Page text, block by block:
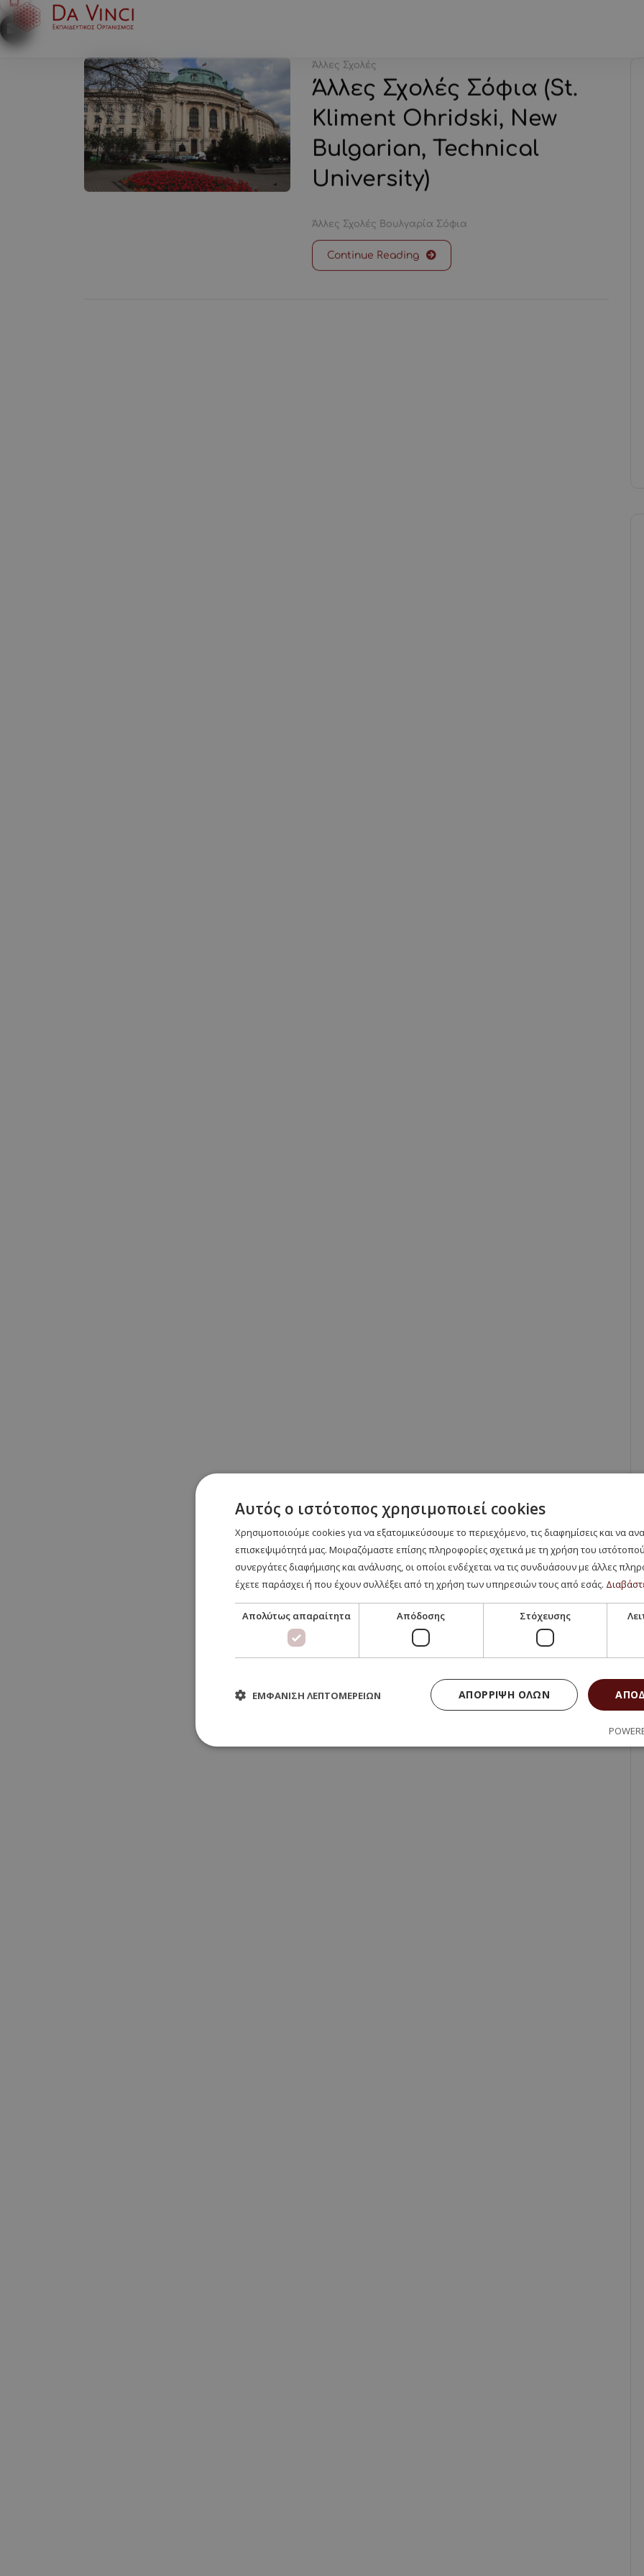
Άλλες Σχολές
Άλλες Σχολές Σόφια (St.
Kliment Ohridski, New
Bulgarian, Technical
University)
Άλλες Σχολές Βουλγαρία Σόφια
Continue Reading
Αυτός ο ιστότοπος χρησιμοποιεί cookies
Χρησιμοποιούμε cookies για να εξατομικεύσουμε το περιεχόμενο, τις διαφημίσεις και να
επισκεψιμότητά μας. Μοιραζόμαστε επίσης πληροφορίες σχετικά με τη χρήση του
συνεργάτες διαφήμισης και ανάλυσης, οι οποίοι ενδέχεται να τις συνδυάσουν με άλλες
έχετε παράσχει ή που έχουν συλλέξει από τη χρήση των υπηρεσιών τους από εσάς.
Απολύτως απαραίτητα Απόδοσης Στόχευσης
ΑΠΌΡΡΙΨΗ ΌΛΩΝ
ΕΜΦΆΝΙΣΗ ΛΕΠΤΟΜΕΡΕΙΏΝ